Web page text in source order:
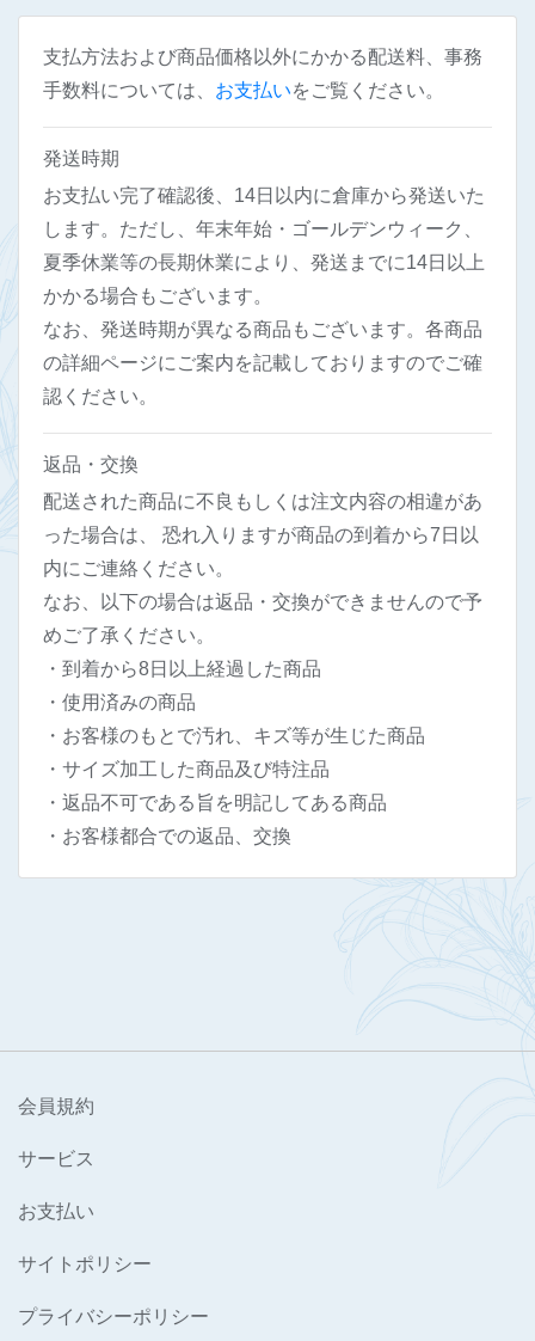
支払方法および商品価格以外にかかる配送料、事務
手数料については、 お支払いをご覧ください。
発送時期
お支払い完了確認後、14日以内に倉庫から発送いた
します。ただし、年末年始・ゴールデンウィーク、
夏季休業等の長期休業により、発送までに14日以上
かかる場合もございます。
なお、発送時期が異なる商品もございます。各商品
の詳細ページにご案内を記載しておりますのでご確
認ください。
返品・交換
配送された商品に不良もしくは注文内容の相違があ
った場合は、 恐れ入りますが商品の到着から7日以
内にご連絡ください。
なお、以下の場合は返品・交換ができませんので予
めご了承ください。
・到着から8日以上経過した商品
・使用済みの商品
・お客様のもとで汚れ、キズ等が生じた商品
・サイズ加工した商品及び特注品
・返品不可である旨を明記してある商品
・お客様都合での返品、交換
会員規約
サービス
お支払い
サイトポリシー
プライバシーポリシー